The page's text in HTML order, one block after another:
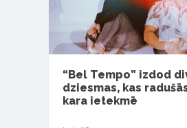
“Bel Tempo” izdod
dziesmas, kas
kara ietekmē